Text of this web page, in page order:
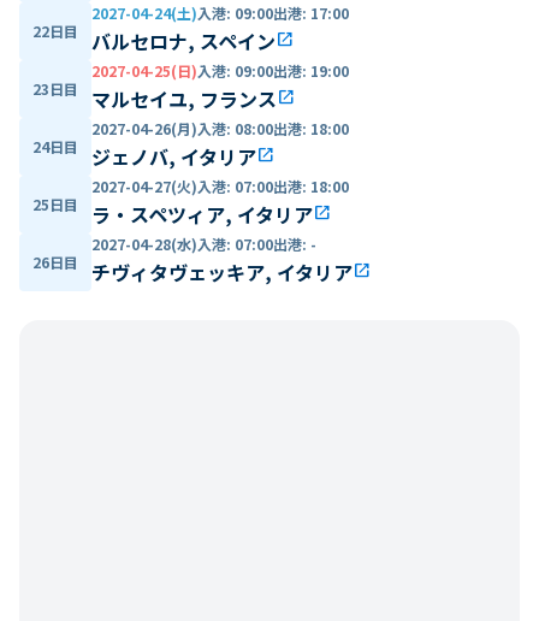
22日目
2027-04-24(土)入港: 09:00出港: 17:00
バルセロナ, スペインopen_in_new
23日目
2027-04-25(日)入港: 09:00出港: 19:00
マルセイユ, フランスopen_in_new
24日目
2027-04-26(月)入港: 08:00出港: 18:00
ジェノバ, イタリアopen_in_new
25日目
2027-04-27(火)入港: 07:00出港: 18:00
ラ・スペツィア, イタリアopen_in_new
26日目
2027-04-28(水)入港: 07:00出港: -
チヴィタヴェッキア, イタリアopen_in_new